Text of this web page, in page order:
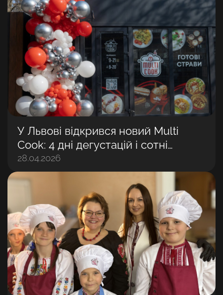
У Львові відкрився новий Multi
Cook: 4 дні дегустацій і сотні
задоволених гостей
28.04.2026